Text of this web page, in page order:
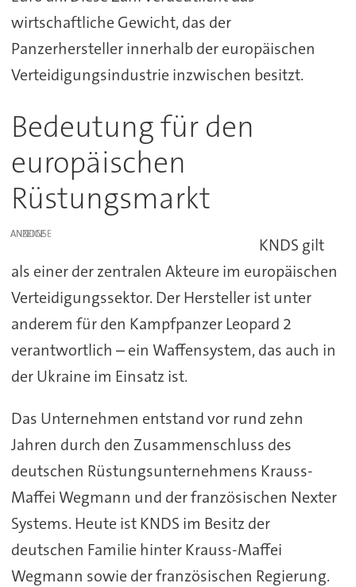
wirtschaftliche Gewicht, das der
Panzerhersteller innerhalb der europäischen
Verteidigungsindustrie inzwischen besitzt.
Bedeutung für den
europäischen
Rüstungsmarkt
ANZEIGE
KNDS gilt
als einer der zentralen Akteure im europäischen
Verteidigungssektor. Der Hersteller ist unter
anderem für den Kampfpanzer Leopard 2
verantwortlich – ein Waffensystem, das auch in
der Ukraine im Einsatz ist.
Das Unternehmen entstand vor rund zehn
Jahren durch den Zusammenschluss des
deutschen Rüstungsunternehmens Krauss-
Maffei Wegmann und der französischen Nexter
Systems. Heute ist KNDS im Besitz der
deutschen Familie hinter Krauss-Maffei
Wegmann sowie der französischen Regierung.